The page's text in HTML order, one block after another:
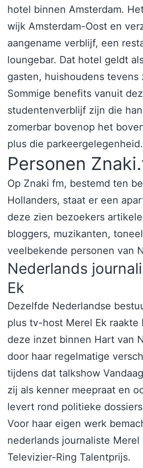
hotel binnen Amsterdam.
wijk Amsterdam-Oost en
aangename verblijf, een
loungebar. Dat hotel geldt
gasten, huishoudens tevens
Sommige benefits vanuit
studentenverblijf zijn die
zomerbar bovenop het
plus die parkeergelegenheid.
Personen
Op Znaki fm, bestemd ten
Hollanders, staat er een
deze zien bezoekers
bloggers, muzikanten,
veelbekende personen van
Nederlands
Ek
Dezelfde Nederlandse
plus tv-host Merel Ek raakte
deze inzet binnen Hart van
door haar regelmatige
tijdens dat talkshow
zij als kenner meepraat en
levert rond politieke
Voor haar eigen werk
nederlands journaliste Merel
Televizier-Ring Talentprijs.